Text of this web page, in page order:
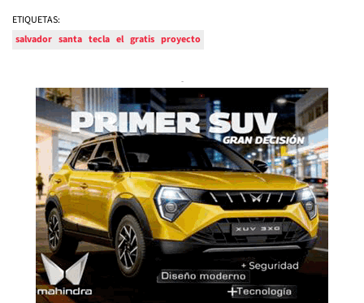
ETIQUETAS:
salvador santa tecla el gratis proyecto